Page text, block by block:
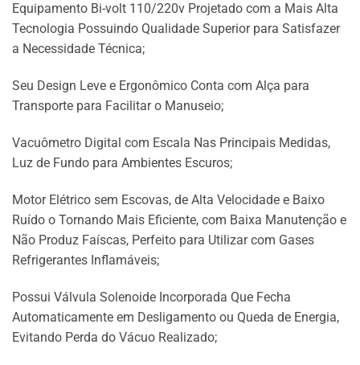
Equipamento Bi-volt 110/220v Projetado com a Mais Alta
Tecnologia Possuindo Qualidade Superior para Satisfazer
a Necessidade Técnica;
Seu Design Leve e Ergonômico Conta com Alça para
Transporte para Facilitar o Manuseio;
Vacuômetro Digital com Escala Nas Principais Medidas,
Luz de Fundo para Ambientes Escuros;
Motor Elétrico sem Escovas, de Alta Velocidade e Baixo
Ruído o Tornando Mais Eficiente, com Baixa Manutenção e
Não Produz Faíscas, Perfeito para Utilizar com Gases
Refrigerantes Inflamáveis;
Possui Válvula Solenoide Incorporada Que Fecha
Automaticamente em Desligamento ou Queda de Energia,
Evitando Perda do Vácuo Realizado;